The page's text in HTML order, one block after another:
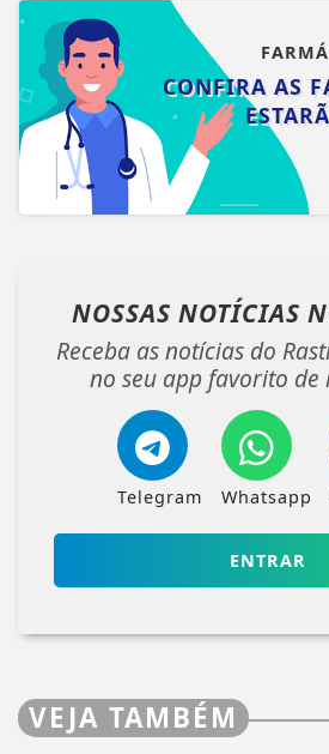
CONFIRA AS
NOSSAS NOTÍCIAS
Receba as notícias do
no seu app favorito de
Telegram Whatsapp
ENTRAR
VEJA TAMBÉM